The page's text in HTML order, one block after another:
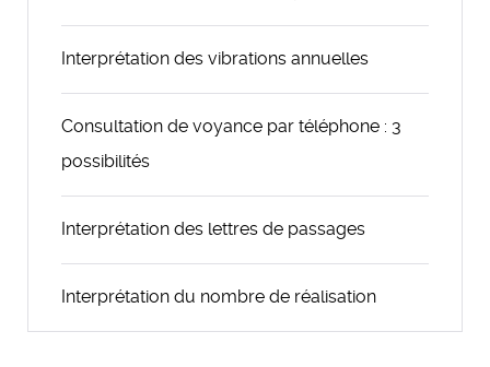
Interprétation des vibrations annuelles
Consultation de voyance par téléphone : 3
possibilités
Interprétation des lettres de passages
Interprétation du nombre de réalisation